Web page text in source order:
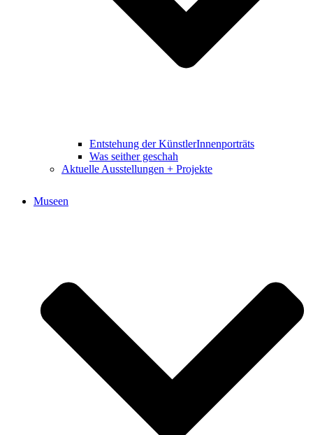
Entstehung der KünstlerInnenporträts
Was seither geschah
Aktuelle Ausstellungen + Projekte
Museen